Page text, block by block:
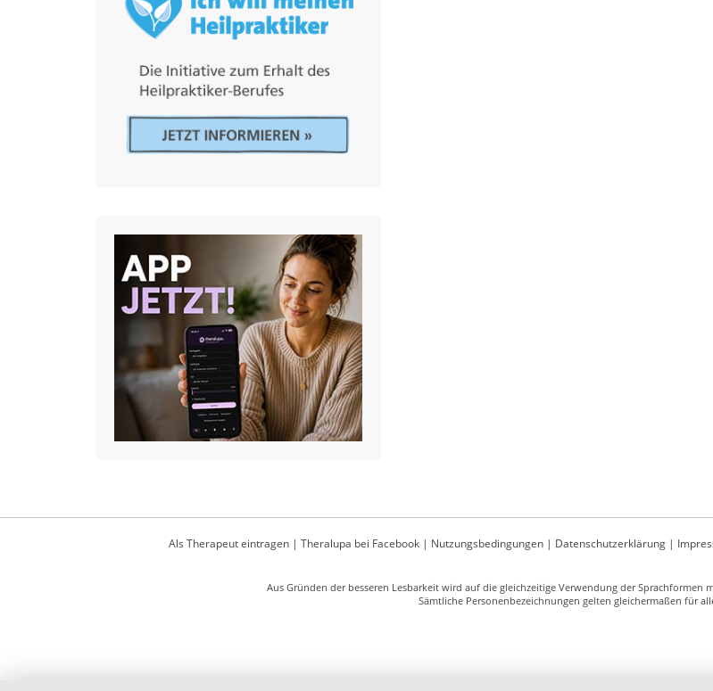
Als Therapeut eintragen| Theralupa bei Facebook| Nutzungsbedingungen| Datenschutzerklärung|
Aus Gründen der besseren Lesbarkeit wird auf die gleichzeitige Verwendung der
Sämtliche Personenbezeichnungen gelten gleichermaßen für